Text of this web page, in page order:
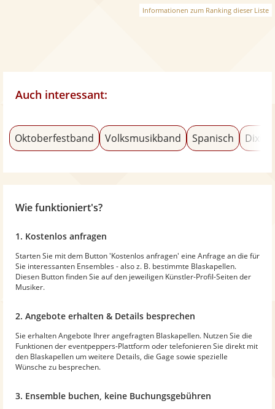
Informationen zum Ranking dieser Liste
Auch interessant:
Oktoberfestband Volksmusikband Spanisch
Wie funktioniert's?
1. Kostenlos anfragen
Starten Sie mit dem Button 'Kostenlos anfragen' eine Anfrage an die für
Sie interessanten Ensembles - also z. B. bestimmte Blaskapellen.
Diesen Button finden Sie auf den jeweiligen Künstler-Profil-Seiten der
Musiker.
2. Angebote erhalten & Details besprechen
Sie erhalten Angebote Ihrer angefragten Blaskapellen. Nutzen Sie die
Funktionen der eventpeppers-Plattform oder telefonieren Sie direkt mit
den Blaskapellen um weitere Details, die Gage sowie spezielle
Wünsche zu besprechen.
3. Ensemble buchen, keine Buchungsgebühren